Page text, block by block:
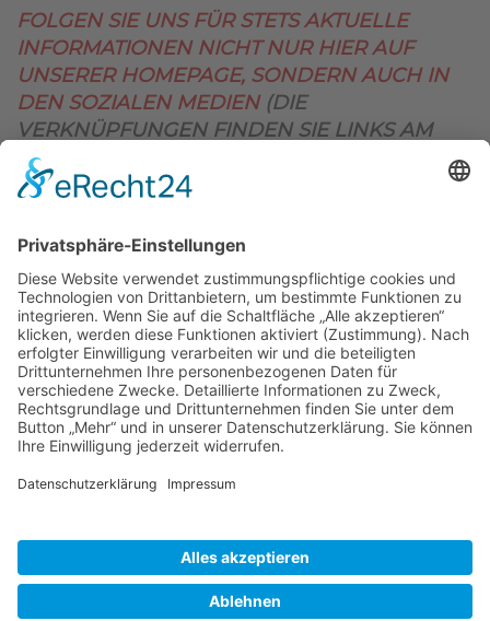
FOLGEN SIE UNS FÜR STETS AKTUELLE
INFORMATIONEN NICHT NUR HIER AUF
UNSERER HOMEPAGE, SONDERN AUCH IN
DEN SOZIALEN MEDIEN (DIE
VERKNÜPFUNGEN FINDEN SIE LINKS AM
OBEREN SEITENRAND)
BIENENZUCHTVEREIN SULZBACH-ROSENBERG
1871 E.V.
1. Vorsitzender
Matthias Bohmann
Siebeneichen 13
92237 Sulzbach-Rosenberg
E-Mail: vorstand@bienenzuchtverein-sulzbach-
Copyright © Bienenzuchtverein